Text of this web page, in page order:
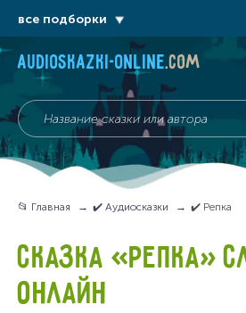
audioskazki-online.com
📂 Главная ✔️ Аудиосказки ✔️ Репка
СКАЗКА «РЕПКА»
ОНЛАЙН
все подборки